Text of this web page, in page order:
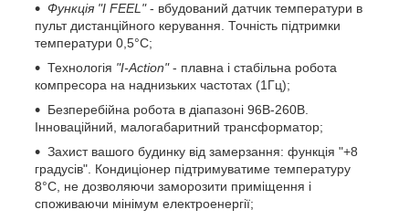
Функція "I FEEL"- вбудований датчик температури в
пульт дистанційного керування. Точність підтримки
температури 0,5°C;
Технологія "I-Action"- плавна і стабільна робота
компресора на наднизьких частотах (1Гц);
Безперебійна робота в діапазоні 96В-260В.
Інноваційний, малогабаритний трансформатор;
Захист вашого будинку від замерзання: функція "+8
градусів". Кондиціонер підтримуватиме температуру
8°C, не дозволяючи заморозити приміщення і
споживаючи мінімум електроенергії;